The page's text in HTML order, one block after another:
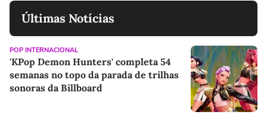
Últimas Notícias
POP INTERNACIONAL
'KPop Demon Hunters' completa 54
semanas no topo da parada de trilhas
sonoras da Billboard